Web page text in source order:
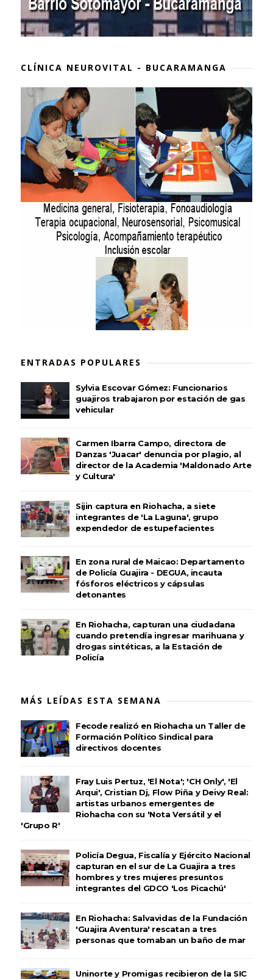
CLÍNICA NEUROVITAL - BUCARAMANGA
ENTRADAS POPULARES
Sylvia Escovar Gómez: Funcionarios
guajiros trabajaron por estación de gas
vehicular
Carmen Ibarra Campo, directora de
Danzas 'Juacar' denuncia por plagio, al
director de la Academia 'Maldonado Arte
y Cultura'
Sijin captura en Riohacha, a siete
integrantes de 'La Laguna', grupo
expendedor de estupefacientes
En zona rural de Maicao: Departamento
de Policía Guajira - DEGUA, incauta
fósforos eléctricos y cápsulas
detonantes
En Riohacha, capturan una ciudadana
cuando pretendía ingresar marihuana y
drogas sintéticas, a la Estación de
Policía
MÁS LEÍDAS ESTA SEMANA
Fecode realizó en Riohacha un Taller de
Formación Político Sindical para
directivos docentes
Fray Luis Pertuz, 'El Nota'; 'CH Only', 'El
Arqui', Cristian Dj, Flow Piña y Deivy Real:
artistas urbanos emergentes de
Riohacha con su 'Nota Versátil y el
'Grupo R'
Policía Degua, Fiscalía y Ejército Nacional
capturan en el sur de La Guajira a tres
hombres y tres mujeres presuntos
integrantes del GDCO 'Los Picachú'
En Riohacha: Salvavidas de la Fundación
'Guajira Aventura' rescatan a tres
personas que tomaban un baño de mar
Uninorte y Promigas recibieron de la SIC